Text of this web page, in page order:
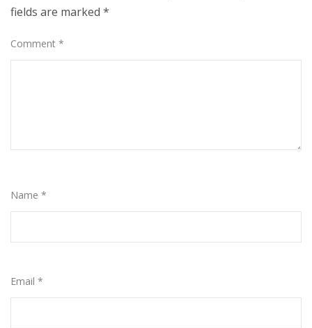
fields are marked *
Comment *
Name *
Email *